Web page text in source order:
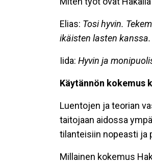
Elias: Tosi hyvin.
ikäisten lasten kanssa.
Iida: Hyvin ja
Käytännön kokemus
Luentojen ja teorian
taitojaan aidossa
tilanteisiin nopeasti ja
Millainen kokemus